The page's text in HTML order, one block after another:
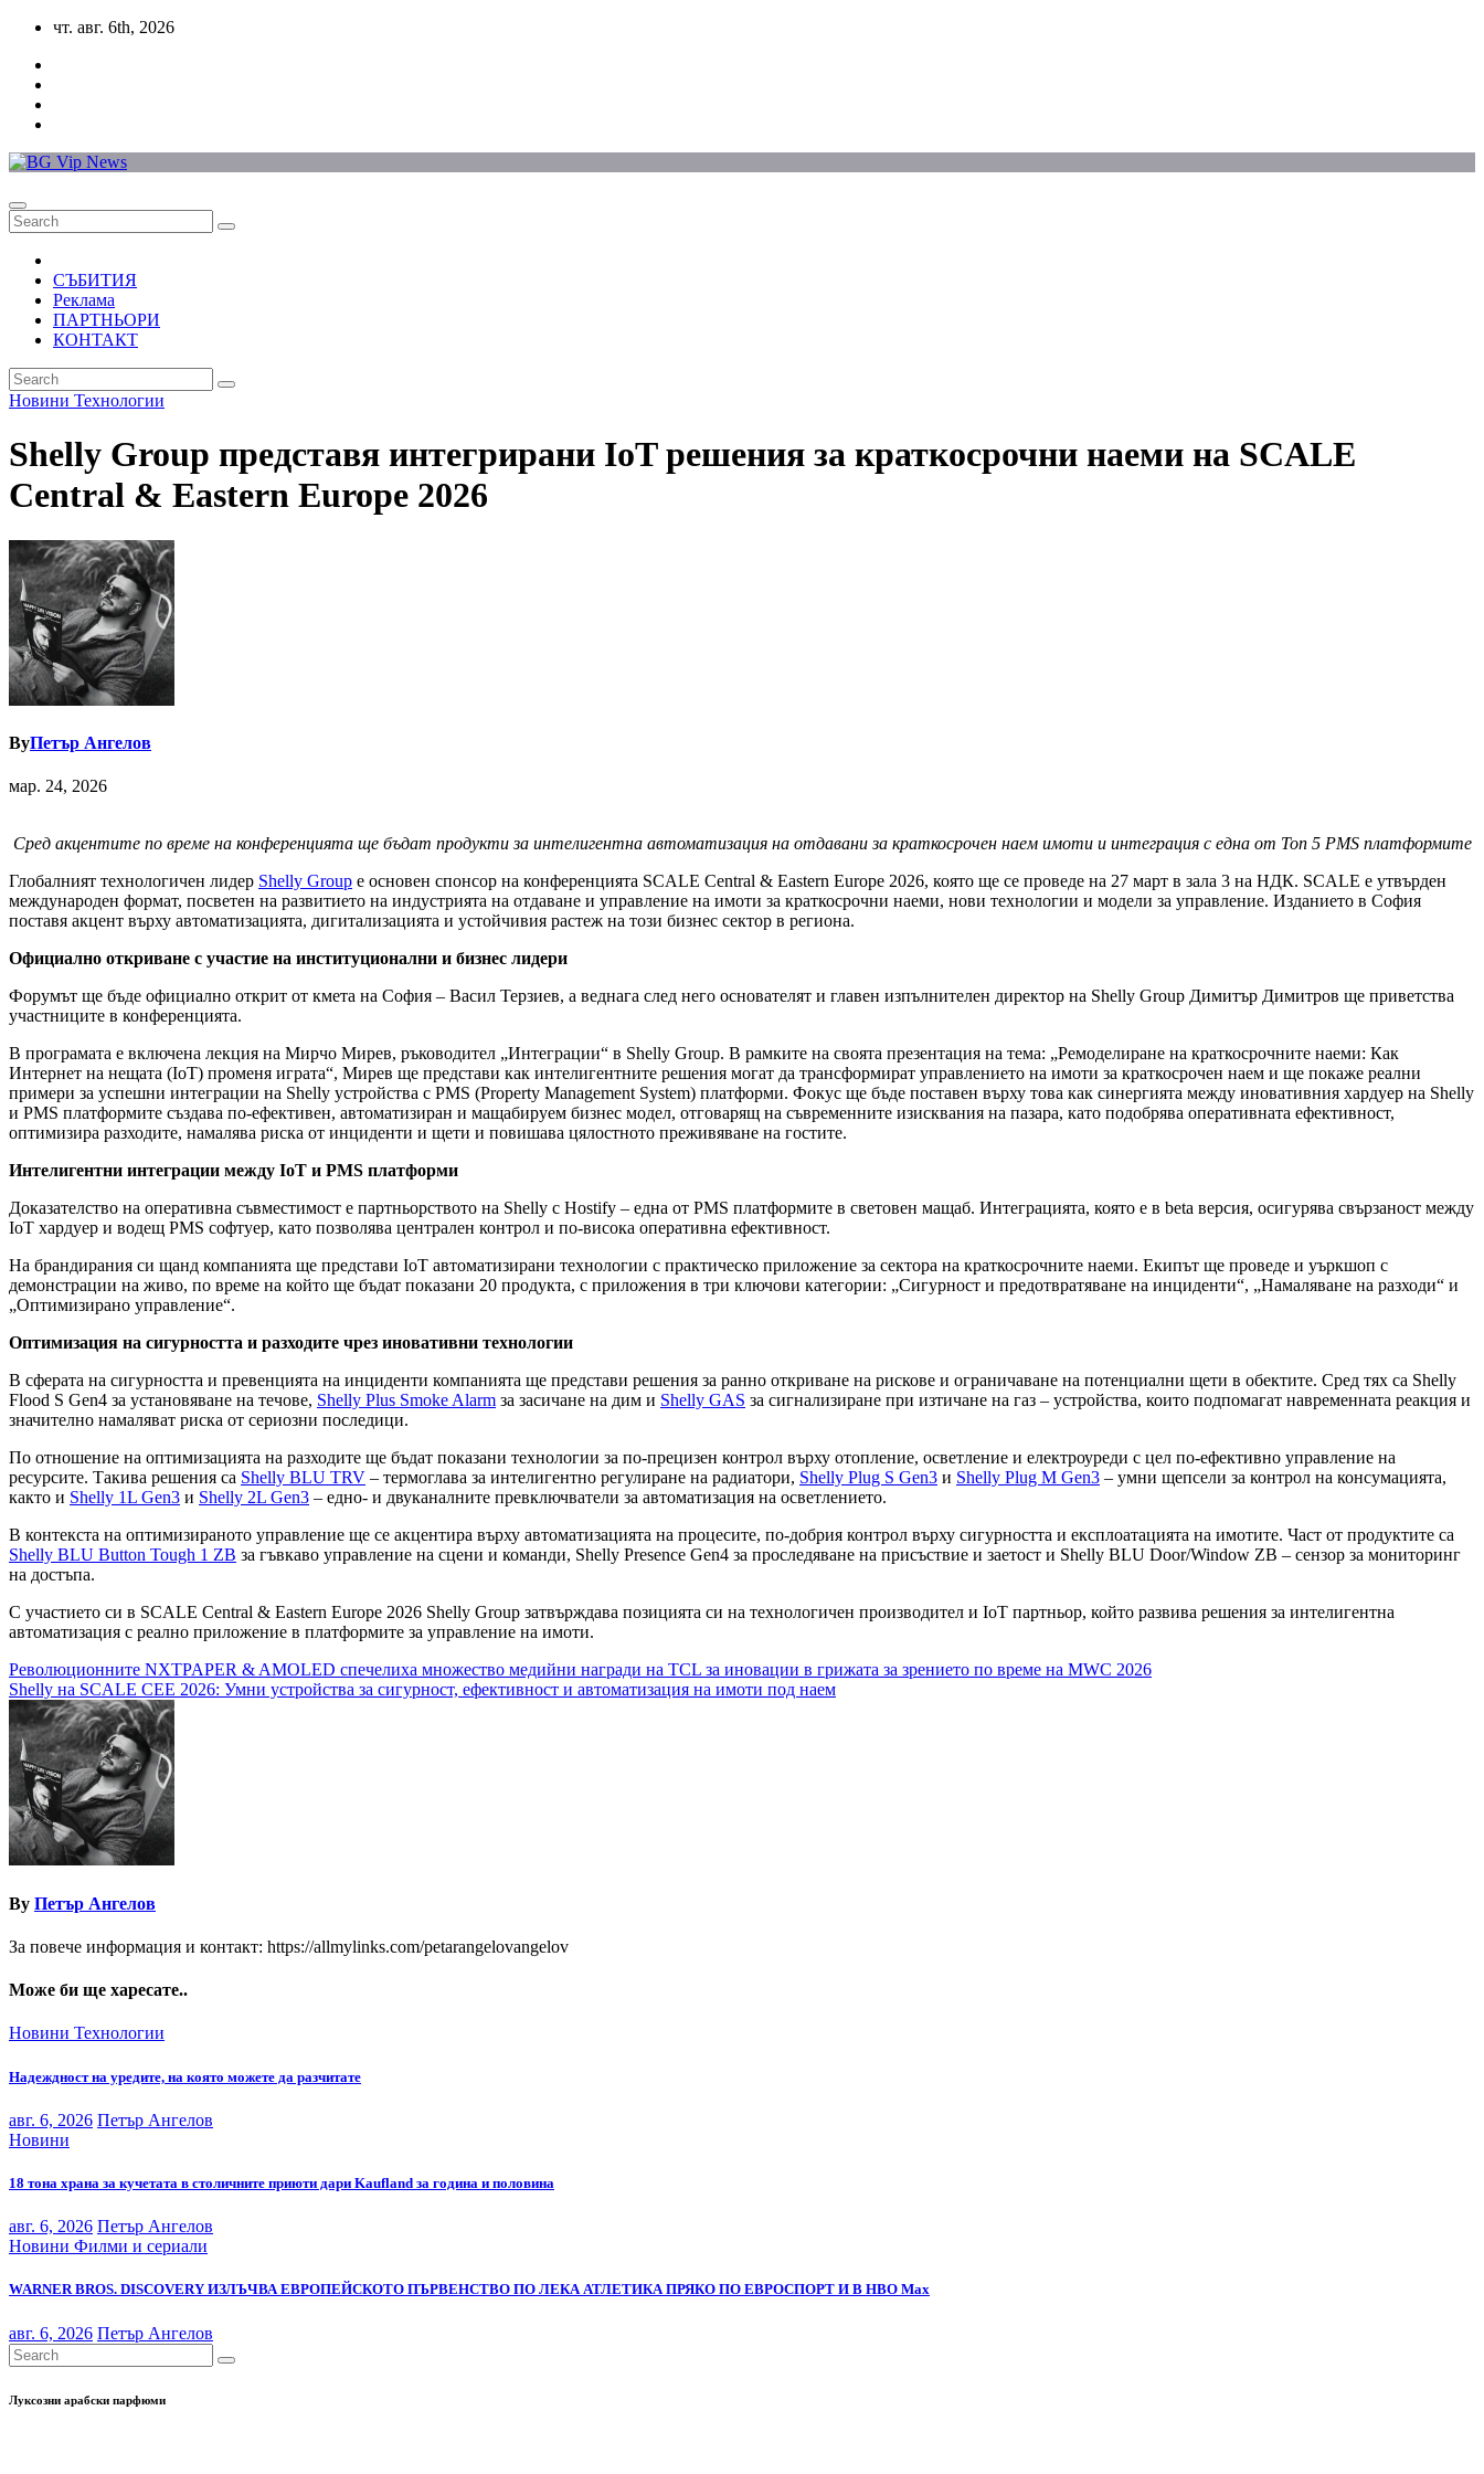
Skip
content
чт. авг. 6th, 2026
СЪБИТИЯ
Реклама
ПАРТНЬОРИ
КОНТАКТ
Новини Технологии
Shelly Group представя интегрирани IoT решения за краткосрочни наеми на SCALE
Central & Eastern Europe 2026
ByПетър Ангелов
мар. 24, 2026
Сред акцентите по време на конференцията ще бъдат продукти за интелигентна автоматизация на отдавани за краткосрочен наем имоти и интеграция с една от Топ 5 PMS платформите
Глобалният технологичен лидер Shelly Group е основен спонсор на конференцията SCALE Central & Eastern Europe 2026, която ще се проведе на 27 март в зала 3 на НДК. SCALE е утвърден
международен формат, посветен на развитието на индустрията на отдаване и управление на имоти за краткосрочни наеми, нови технологии и модели за управление. Изданието в София
поставя акцент върху автоматизацията, дигитализацията и устойчивия растеж на този бизнес сектор в региона.
Официално откриване с участие на институционални и бизнес лидери
Форумът ще бъде официално открит от кмета на София – Васил Терзиев, а веднага след него основателят и главен изпълнителен директор на Shelly Group Димитър Димитров ще приветства
участниците в конференцията.
В програмата е включена лекция на Мирчо Мирев, ръководител „Интеграции“ в Shelly Group. В рамките на своята презентация на тема: „Ремоделиране на краткосрочните наеми: Как
Интернет на нещата (IoT) променя играта“, Мирев ще представи как интелигентните решения могат да трансформират управлението на имоти за краткосрочен наем и ще покаже реални
примери за успешни интеграции на Shelly устройства с PMS (Property Management System) платформи. Фокус ще бъде поставен върху това как синергията между иновативния хардуер на Shelly
и PMS платформите създава по-ефективен, автоматизиран и мащабируем бизнес модел, отговарящ на съвременните изисквания на пазара, като подобрява оперативната ефективност,
оптимизира разходите, намалява риска от инциденти и щети и повишава цялостното преживяване на гостите.
Интелигентни интеграции между IoT и PMS платформи
Доказателство на оперативна съвместимост е партньорството на Shelly с Hostify – една от PMS платформите в световен мащаб. Интеграцията, която е в beta версия, осигурява свързаност между
IoT хардуер и водещ PMS софтуер, като позволява централен контрол и по-висока оперативна ефективност.
На брандирания си щанд компанията ще представи IoT автоматизирани технологии с практическо приложение за сектора на краткосрочните наеми. Екипът ще проведе и уъркшоп с
демонстрации на живо, по време на който ще бъдат показани 20 продукта, с приложения в три ключови категории: „Сигурност и предотвратяване на инциденти“, „Намаляване на разходи“ и
„Оптимизирано управление“.
Оптимизация на сигурността и разходите чрез иновативни технологии
В сферата на сигурността и превенцията на инциденти компанията ще представи решения за ранно откриване на рискове и ограничаване на потенциални щети в обектите. Сред тях са Shelly
Flood S Gen4 за установяване на течове, Shelly Plus Smoke Alarm за засичане на дим и Shelly GAS за сигнализиране при изтичане на газ – устройства, които подпомагат навременната реакция и
значително намаляват риска от сериозни последици.
По отношение на оптимизацията на разходите ще бъдат показани технологии за по-прецизен контрол върху отопление, осветление и електроуреди с цел по-ефективно управление на
ресурсите. Такива решения са Shelly BLU TRV – термоглава за интелигентно регулиране на радиатори, Shelly Plug S Gen3 и Shelly Plug M Gen3 – умни щепсели за контрол на консумацията,
както и Shelly 1L Gen3 и Shelly 2L Gen3 – едно- и двуканалните превключватели за автоматизация на осветлението.
В контекста на оптимизираното управление ще се акцентира върху автоматизацията на процесите, по-добрия контрол върху сигурността и експлоатацията на имотите. Част от продуктите са
Shelly BLU Button Tough 1 ZB за гъвкаво управление на сцени и команди, Shelly Presence Gen4 за проследяване на присъствие и заетост и Shelly BLU Door/Window ZB – сензор за мониторинг
на достъпа.
С участието си в SCALE Central & Eastern Europe 2026 Shelly Group затвърждава позицията си на технологичен производител и IoT партньор, който развива решения за интелигентна
автоматизация с реално приложение в платформите за управление на имоти.
Навигация
Революционните NXTPAPER & AMOLED спечелиха множество медийни награди на TCL за иновации в грижата за зрението по време на MWC 2026
Shelly на SCALE CEE 2026: Умни устройства за сигурност, ефективност и автоматизация на имоти под наем
By Петър Ангелов
За повече информация и контакт: https://allmylinks.com/petarangelovangelov
Може би ще харесате..
Новини Технологии
Надеждност на уредите, на която можете да разчитате
авг. 6, 2026 Петър Ангелов
Новини
18 тона храна за кучетата в столичните приюти дари Kaufland за година и половина
авг. 6, 2026 Петър Ангелов
Новини Филми и сериали
WARNER BROS. DISCOVERY ИЗЛЪЧВА ЕВРОПЕЙСКОТО ПЪРВЕНСТВО ПО ЛЕКА АТЛЕТИКА ПРЯКО ПО ЕВРОСПОРТ И В НВО Мах
авг. 6, 2026 Петър Ангелов
Луксозни арабски парфюми